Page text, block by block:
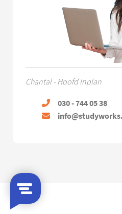
Chantal - Hoofd Inplan
030 - 744 05 38